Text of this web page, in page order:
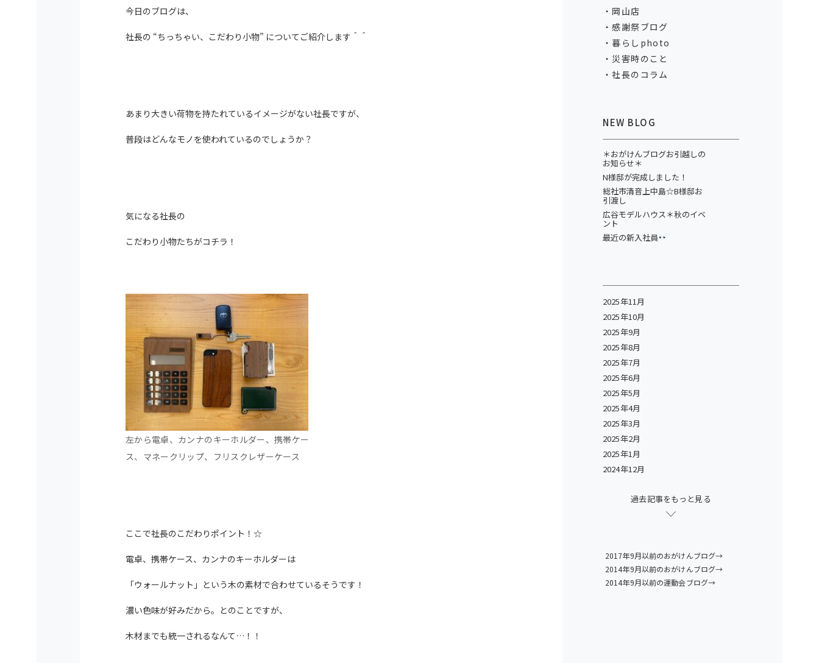
今日のブログは、
社長の “ちっちゃい、こだわり小物” についてご紹介します＾＾
あまり大きい荷物を持たれているイメージがない社長ですが、
普段はどんなモノを使われているのでしょうか？
気になる社長の
こだわり小物たちがコチラ！
左から電卓、カンナのキーホルダー、携帯ケー
ス、マネークリップ、フリスクレザーケース
ここで社長のこだわりポイント！ ☆
電卓、携帯ケース、カンナのキーホルダーは
「ウォールナット」という木の素材で合わせているそうです！
濃い色味が好みだから。とのことですが、
木材までも統一されるなんて…！！
岡山店
感謝祭ブログ
暮らしphoto
災害時のこと
社長のコラム
NEW BLOG
＊おがけんブログお引越しの
お知らせ＊
N様邸が完成しました！
総社市清音上中島☆B様邸お
引渡し
広谷モデルハウス＊秋のイベ
ント
最近の新入社員
2025年11月
2025年10月
2025年9月
2025年8月
2025年7月
2025年6月
2025年5月
2025年4月
2025年3月
2025年2月
2025年1月
2024年12月
過去記事をもっと見る
2017年9月以前のおがけんブログ→
2014年9月以前のおがけんブログ→
2014年9月以前の運動会ブログ→